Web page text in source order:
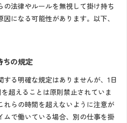
の法律やルールを無視して掛け持ち
になる可能性があります。以下、
ちの規定
る明確な規定はありませんが、1日
超えることは原則禁止されていま
れらの時間を超えないように注意が
ムで働いている場合、別の仕事を掛